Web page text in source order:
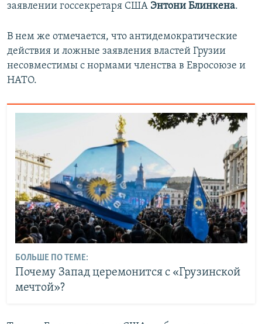
заявлении госсекретаря США Энтони Блинкена.
В нем же отмечается, что антидемократические
действия и ложные заявления властей Грузии
несовместимы с нормами членства в Евросоюзе и
НАТО.
БОЛЬШЕ ПО ТЕМЕ:
Почему Запад церемонится с «Грузинской
мечтой»?